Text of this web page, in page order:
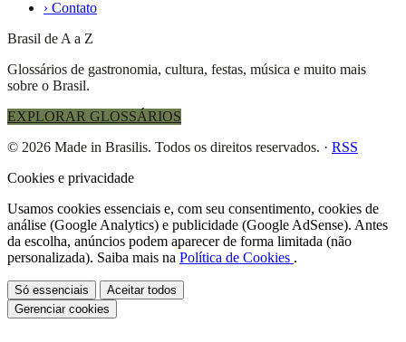
› Contato
Brasil de A a Z
Glossários de gastronomia, cultura, festas, música e muito mais
sobre o Brasil.
EXPLORAR GLOSSÁRIOS
© 2026 Made in Brasilis. Todos os direitos reservados. · RSS
Cookies e privacidade
Usamos cookies essenciais e, com seu consentimento, cookies de
análise (Google Analytics) e publicidade (Google AdSense). Antes
da escolha, anúncios podem aparecer de forma limitada (não
personalizada). Saiba mais na Política de Cookies .
Só essenciais
Aceitar todos
Gerenciar cookies